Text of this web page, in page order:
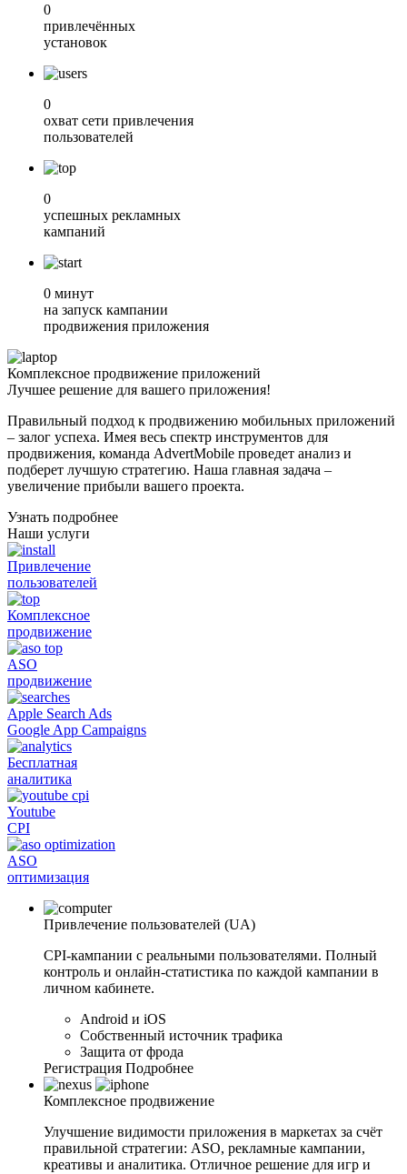
0
привлечённых
установок
0
охват сети привлечения
пользователей
0
успешных рекламных
кампаний
0 минут
на запуск кампании
продвижения приложения
Комплексное продвижение приложений
Лучшее решение для вашего приложения!
Правильный подход к продвижению мобильных приложений
– залог успеха. Имея весь спектр инструментов для
продвижения, команда AdvertMobile проведет анализ и
подберет лучшую стратегию. Наша главная задача –
увеличение прибыли вашего проекта.
Узнать подробнее
Наши услуги
Привлечение
пользователей
Комплексное
продвижение
ASO
продвижение
Apple Search Ads
Google App Campaigns
Бесплатная
аналитика
Youtube
CPI
ASO
оптимизация
Привлечение пользователей (UA)
CPI-кампании с реальными пользователями. Полный
контроль и онлайн-статистика по каждой кампании в
личном кабинете.
Android и iOS
Собственный источник трафика
Защита от фрода
Регистрация Подробнее
Комплексное продвижение
Улучшение видимости приложения в маркетах за счёт
правильной стратегии: ASO, рекламные кампании,
креативы и аналитика. Отличное решение для игр и